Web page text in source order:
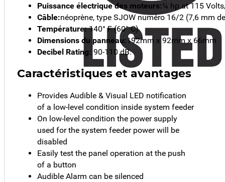
Puissance électrique des moteurs:¼ hp at 115
Câble:néoprène, type SJOW numéro 16/2 (7,6 mm
Température:140° F (60° C)
Dimensions du panneau:192mm x 92mm x 66mm
Decibel Rating: 90-110 dB.
Caractéristiques et avantages
Provides Audible & Visual LED notification
of a low-level condition inside system feeder
On low-level condition the power supply
used for the system feeder power will be
disabled
Easily test the panel operation at the push
of a button
Audible Alarm can be silenced